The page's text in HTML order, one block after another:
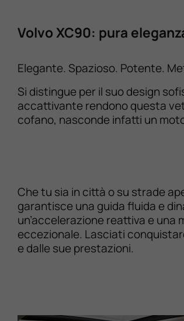
Volvo XC90: pura
Elegante. Spazioso. Potente.
Si distingue per il suo design
accattivante rendono questa
cofano, nasconde infatti un
Che tu sia in città o su strade
garantisce una guida fluida e
un’accelerazione reattiva e una
eccezionale. Lasciati
e dalle sue prestazioni.